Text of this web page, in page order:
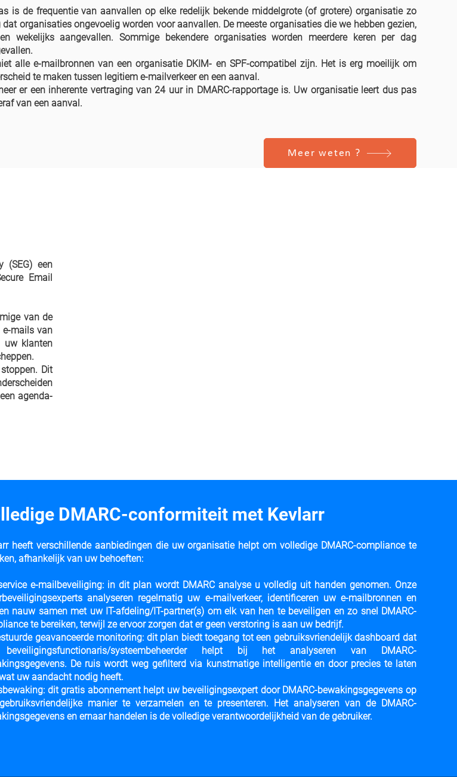
is de frequentie van aanvallen op elke redelijk bekende middelgrote (of grotere) organisatie zo
dat organisaties ongevoelig worden voor aanvallen. De meeste organisaties die we hebben gezien,
wekelijks aangevallen. Sommige bekendere organisaties worden meerdere keren per dag
alle e-mailbronnen van een organisatie DKIM- en SPF-compatibel zijn. Het is erg moeilijk om
te maken tussen legitiem e-mailverkeer en een aanval.
er een inherente vertraging van 24 uur in DMARC-rapportage is. Uw organisatie leert dus pas
van een aanval.
Meer weten ?
(SEG) een
Email
van de
e-mails van
uw klanten
Dit
agenda-
DMARC-conformiteit met Kevlarr
heeft verschillende aanbiedingen die uw organisatie helpt om volledige DMARC-compliance te
afhankelijk van uw behoeften:
e-mailbeveiliging: in dit plan wordt DMARC analyse u volledig uit handen genomen. Onze
analyseren regelmatig uw e-mailverkeer, identificeren uw e-mailbronnen en
nauw samen met uw IT-afdeling/IT-partner(s) om elk van hen te beveiligen en zo snel DMARC-
te bereiken, terwijl ze ervoor zorgen dat er geen verstoring is aan uw bedrijf.
geavanceerde monitoring: dit plan biedt toegang tot een gebruiksvriendelijk dashboard dat
systeembeheerder helpt bij het analyseren van DMARC-
De ruis wordt weg gefilterd via kunstmatige intelligentie en door precies te laten
uw aandacht nodig heeft.
dit gratis abonnement helpt uw ​​beveiligingsexpert door DMARC-bewakingsgegevens op
manier te verzamelen en te presenteren. Het analyseren van de DMARC-
en ernaar handelen is de volledige verantwoordelijkheid van de gebruiker.